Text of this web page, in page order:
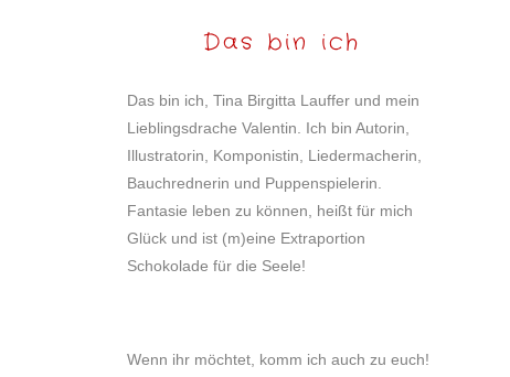
Das bin ich
Das bin ich, Tina Birgitta Lauffer und mein
Lieblingsdrache Valentin. Ich bin Autorin,
Illustratorin, Komponistin, Liedermacherin,
Bauchrednerin und Puppenspielerin.
Fantasie leben zu können, heißt für mich
Glück und ist (m)eine Extraportion
Schokolade für die Seele!
Wenn ihr möchtet, komm ich auch zu euch!